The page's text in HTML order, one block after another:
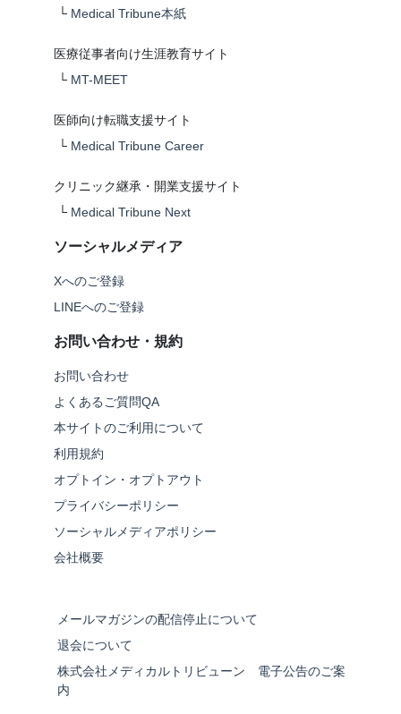
└ Medical Tribune本紙
医療従事者向け生涯教育サイト
└ MT-MEET
医師向け転職支援サイト
└ Medical Tribune Career
クリニック継承・開業支援サイト
└ Medical Tribune Next
ソーシャルメディア
Xへのご登録
LINEへのご登録
お問い合わせ・規約
お問い合わせ
よくあるご質問QA
本サイトのご利用について
利用規約
オプトイン・オプトアウト
プライバシーポリシー
ソーシャルメディアポリシー
会社概要
メールマガジンの配信停止について
退会について
株式会社メディカルトリビューン 電子公告のご案
内